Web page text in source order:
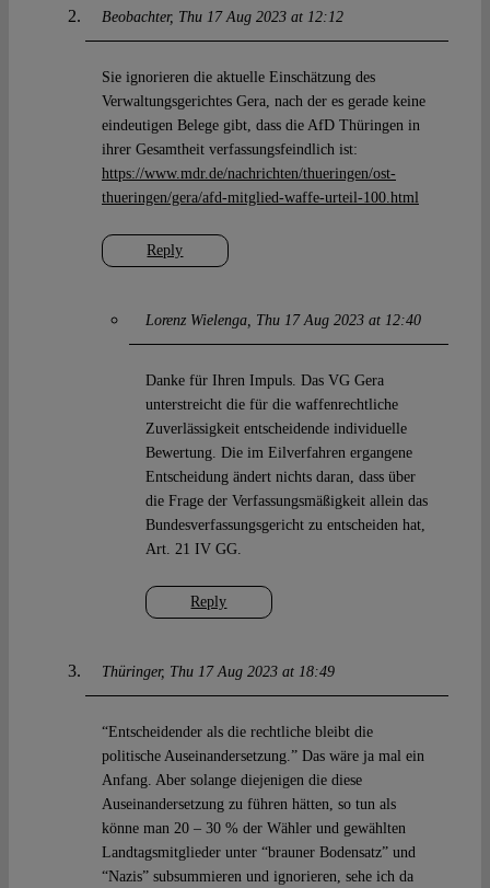
Beobachter Thu 17 Aug 2023 at 12:12
Reply
Sie ignorieren die aktuelle Einschätzung des
Verwaltungsgerichtes Gera, nach der es gerade keine
eindeutigen Belege gibt, dass die AfD Thüringen in
ihrer Gesamtheit verfassungsfeindlich ist:
https://www.mdr.de/nachrichten/thueringen/ost-
thueringen/gera/afd-mitglied-waffe-urteil-100.html
Lorenz Wielenga Thu 17 Aug 2023 at 12:40
Reply
Danke für Ihren Impuls. Das VG Gera
unterstreicht die für die waffenrechtliche
Zuverlässigkeit entscheidende individuelle
Bewertung. Die im Eilverfahren ergangene
Entscheidung ändert nichts daran, dass über
die Frage der Verfassungsmäßigkeit allein das
Bundesverfassungsgericht zu entscheiden hat,
Art. 21 IV GG.
Thüringer Thu 17 Aug 2023 at 18:49
“Entscheidender als die rechtliche bleibt die
politische Auseinandersetzung.” Das wäre ja mal ein
Anfang. Aber solange diejenigen die diese
Auseinandersetzung zu führen hätten, so tun als
könne man 20 – 30 % der Wähler und gewählten
Landtagsmitglieder unter “brauner Bodensatz” und
“Nazis” subsummieren und ignorieren, sehe ich da